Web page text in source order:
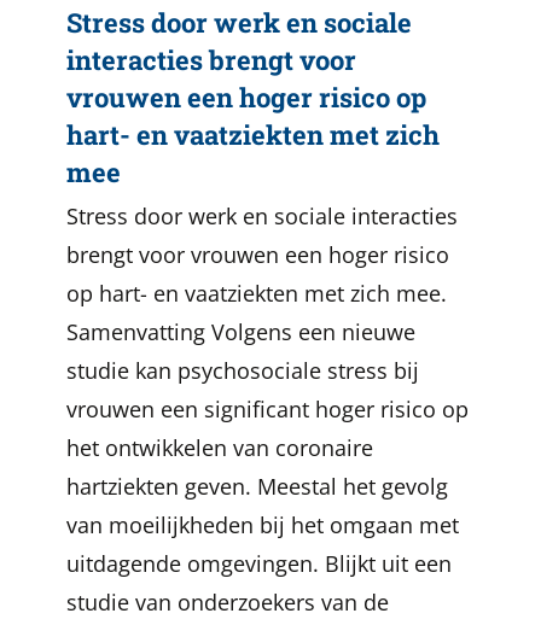
Stress door werk en sociale
interacties brengt voor
vrouwen een hoger risico op
hart- en vaatziekten met zich
mee
Stress door werk en sociale interacties
brengt voor vrouwen een hoger risico
op hart- en vaatziekten met zich mee.
Samenvatting Volgens een nieuwe
studie kan psychosociale stress bij
vrouwen een significant hoger risico op
het ontwikkelen van coronaire
hartziekten geven. Meestal het gevolg
van moeilijkheden bij het omgaan met
uitdagende omgevingen. Blijkt uit een
studie van onderzoekers van de